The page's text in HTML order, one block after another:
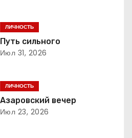
ЛИЧНОСТЬ
Путь сильного
Июл 31, 2026
ЛИЧНОСТЬ
Азаровский вечер
Июл 23, 2026